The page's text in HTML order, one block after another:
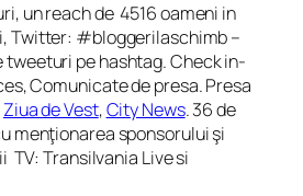
un reach de 4516 oameni in
Twitter: #bloggerilaschimb –
pe hashtag. Check in-
Comunicate de presa. Presa
Ziua de Vest,City News. 36 de
menţionarea sponsorului şi
TV: Transilvania Live si